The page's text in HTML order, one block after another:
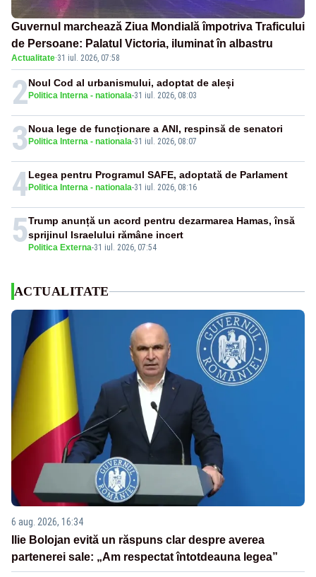
Guvernul marchează Ziua Mondială împotriva Traficului
de Persoane: Palatul Victoria, iluminat în albastru
Actualitate·31 iul. 2026, 07:58
2 Politica Interna - nationala-31 iul. 2026, 08:03
Noul Cod al urbanismului, adoptat de aleși
3 Politica Interna - nationala-31 iul. 2026, 08:07
Noua lege de funcționare a ANI, respinsă de senatori
4 Politica Interna - nationala-31 iul. 2026, 08:16
Legea pentru Programul SAFE, adoptată de Parlament
5 Politica Externa-31 iul. 2026, 07:54
Trump anunță un acord pentru dezarmarea Hamas, însă
sprijinul Israelului rămâne incert
ACTUALITATE
6 aug. 2026, 16:34
Ilie Bolojan evită un răspuns clar despre averea
partenerei sale: „Am respectat întotdeauna legea”